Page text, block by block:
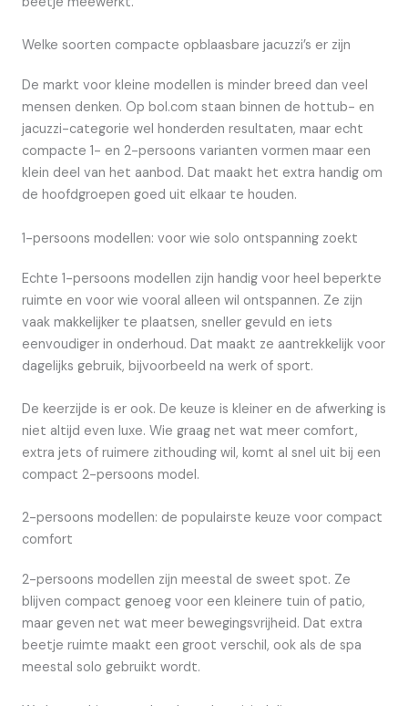
Welke soorten compacte opblaasbare jacuzzi’s er zijn
De markt voor kleine modellen is minder breed dan veel
mensen denken. Op bol.com staan binnen de hottub- en
jacuzzi-categorie wel honderden resultaten, maar echt
compacte 1- en 2-persoons varianten vormen maar een
klein deel van het aanbod. Dat maakt het extra handig om
de hoofdgroepen goed uit elkaar te houden.
1-persoons modellen: voor wie solo ontspanning zoekt
Echte 1-persoons modellen zijn handig voor heel beperkte
ruimte en voor wie vooral alleen wil ontspannen. Ze zijn
vaak makkelijker te plaatsen, sneller gevuld en iets
eenvoudiger in onderhoud. Dat maakt ze aantrekkelijk voor
dagelijks gebruik, bijvoorbeeld na werk of sport.
De keerzijde is er ook. De keuze is kleiner en de afwerking is
niet altijd even luxe. Wie graag net wat meer comfort,
extra jets of ruimere zithouding wil, komt al snel uit bij een
compact 2-persoons model.
2-persoons modellen: de populairste keuze voor compact
comfort
2-persoons modellen zijn meestal de sweet spot. Ze
blijven compact genoeg voor een kleinere tuin of patio,
maar geven net wat meer bewegingsvrijheid. Dat extra
beetje ruimte maakt een groot verschil, ook als de spa
meestal solo gebruikt wordt.